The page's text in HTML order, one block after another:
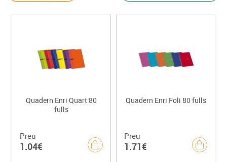
Quadern Enri Quart 80
fulls
Preu
1.04€
Quadern Enri Foli 80 fulls
Preu
1.71€